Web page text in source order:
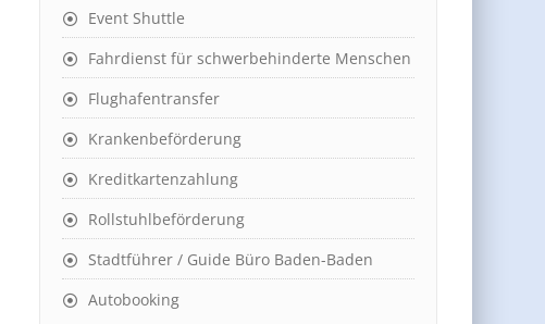
Event Shuttle
Fahrdienst für schwerbehinderte Menschen
Flughafentransfer
Krankenbeförderung
Kreditkartenzahlung
Rollstuhlbeförderung
Stadtführer / Guide Büro Baden-Baden
Autobooking